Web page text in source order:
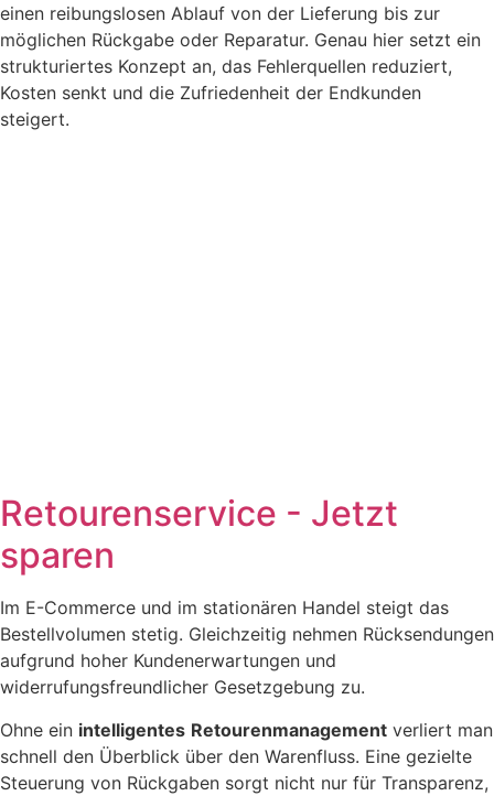
einen reibungslosen Ablauf von der Lieferung bis zur
möglichen Rückgabe oder Reparatur. Genau hier setzt ein
strukturiertes Konzept an, das Fehlerquellen reduziert,
Kosten senkt und die Zufriedenheit der Endkunden
steigert.
Retourenservice - Jetzt
sparen
Im E-Commerce und im stationären Handel steigt das
Bestellvolumen stetig. Gleichzeitig nehmen Rücksendungen
aufgrund hoher Kundenerwartungen und
widerrufungsfreundlicher Gesetzgebung zu.
Ohne ein intelligentes Retourenmanagement verliert man
schnell den Überblick über den Warenfluss. Eine gezielte
Steuerung von Rückgaben sorgt nicht nur für Transparenz,